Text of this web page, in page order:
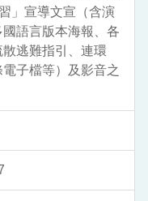
」宣導文宣（含演
語言版本海報、各
逃難指引、連環
電子檔等）及影音之